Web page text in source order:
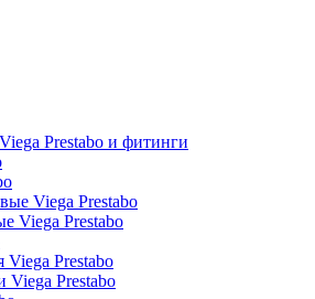
Prestabo и фитинги
Viega Prestabo
Viega Prestabo
Viega Prestabo
Viega Prestabo